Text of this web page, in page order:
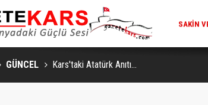
GÜNCEL Kars'taki Atatürk Anıtı...